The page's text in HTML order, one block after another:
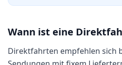
Wann ist eine
Direktfahrten empfehlen sich